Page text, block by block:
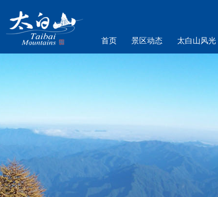
首页 景区动态 太白山风光